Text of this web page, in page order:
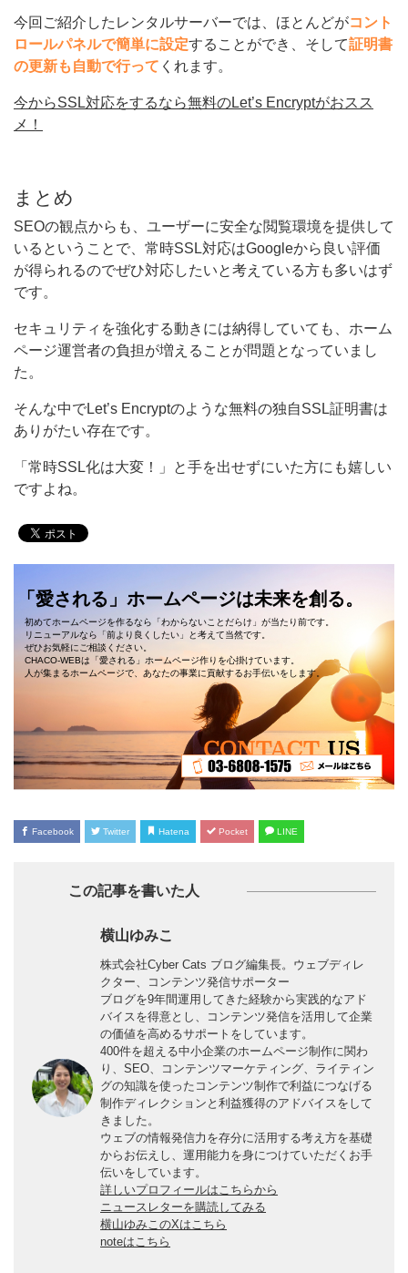
今回ご紹介したレンタルサーバーでは、ほとんどがコント
ロールパネルで簡単に設定することができ、そして証明書
の更新も自動で行って くれます。
今からSSL対応をするなら無料のLet’s Encryptがおスス
メ！
まとめ
SEOの観点からも、ユーザーに安全な閲覧環境を提供して
いるということで、常時SSL対応はGoogleから良い評価
が得られるのでぜひ対応したいと考えている方も多いはず
です。
セキュリティを強化する動きには納得していても、ホーム
ページ運営者の負担が増えることが問題となっていまし
た。
そんな中でLet’s Encryptのような無料の独自SSL証明書は
ありがたい存在です。
「常時SSL化は大変！」と手を出せずにいた方にも嬉しい
ですよね。
「愛される」ホームページは未来を創る。
初めてホームページを作るなら「わからないことだらけ」が当たり前です。
リニューアルなら「前より良くしたい」と考えて当然です。
ぜひお気軽にご相談ください。
CHACO-WEBは「愛される」ホームページ作りを心掛けています。
人が集まるホームページで、あなたの事業に貢献するお手伝いをします。
Facebook Twitter Hatena Pocket LINE
この記事を書いた人
横山ゆみこ
株式会社Cyber Cats ブログ編集長。ウェブディレ
クター、コンテンツ発信サポーター
ブログを9年間運用してきた経験から実践的なアド
バイスを得意とし、コンテンツ発信を活用して企業
の価値を高めるサポートをしています。
400件を超える中小企業のホームページ制作に関わ
り、SEO、コンテンツマーケティング、ライティン
グの知識を使ったコンテンツ制作で利益につなげる
制作ディレクションと利益獲得のアドバイスをして
きました。
ウェブの情報発信力を存分に活用する考え方を基礎
からお伝えし、運用能力を身につけていただくお手
伝いをしています。
詳しいプロフィールはこちらから
ニュースレターを購読してみる
横山ゆみこのXはこちら
noteはこちら